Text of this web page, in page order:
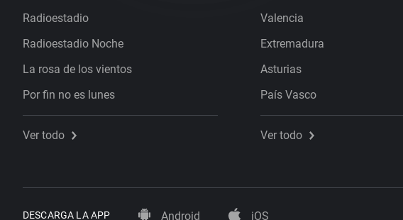
Radioestadio
Radioestadio Noche
La rosa de los vientos
Por fin no es lunes
Ver todo
Valencia
Extremadura
Asturias
País Vasco
Ver todo
DESCARGA LA APP Android iOS